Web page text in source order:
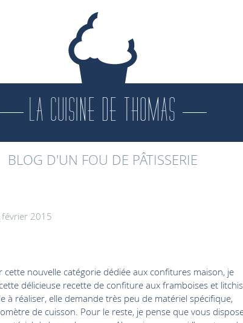
LA CUISINE DE THOMAS
BLOG D'UN FOU DE PÂTISSERIE
février 2015
cette nouvelle catégorie dédiée aux confitures maison, je
délicieuse recette de confiture aux framboises et
à réaliser, elle demande très peu de matériel spécifique,
de cuisson. Pour le reste, je pense que vous